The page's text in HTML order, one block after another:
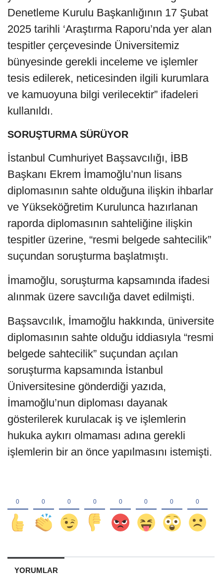
Denetleme Kurulu Başkanlığının 17 Şubat
2025 tarihli ‘Araştırma Raporu’nda yer alan
tespitler çerçevesinde Üniversitemiz
bünyesinde gerekli inceleme ve işlemler
tesis edilerek, neticesinden ilgili kurumlara
ve kamuoyuna bilgi verilecektir” ifadeleri
kullanıldı.
SORUŞTURMA SÜRÜYOR
İstanbul Cumhuriyet Başsavcılığı, İBB
Başkanı Ekrem İmamoğlu’nun lisans
diplomasının sahte olduğuna ilişkin ihbarlar
ve Yükseköğretim Kurulunca hazırlanan
raporda diplomasının sahteliğine ilişkin
tespitler üzerine, “resmi belgede sahtecilik”
suçundan soruşturma başlatmıştı.
İmamoğlu, soruşturma kapsamında ifadesi
alınmak üzere savcılığa davet edilmişti.
Başsavcılık, İmamoğlu hakkında, üniversite
diplomasının sahte olduğu iddiasıyla “resmi
belgede sahtecilik” suçundan açılan
soruşturma kapsamında İstanbul
Üniversitesine gönderdiği yazıda,
İmamoğlu’nun diploması dayanak
gösterilerek kurulacak iş ve işlemlerin
hukuka aykırı olmaması adına gerekli
işlemlerin bir an önce yapılmasını istemişti.
YORUMLAR